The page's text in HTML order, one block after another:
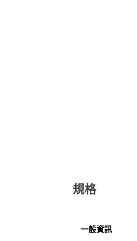
規格
一般資訊